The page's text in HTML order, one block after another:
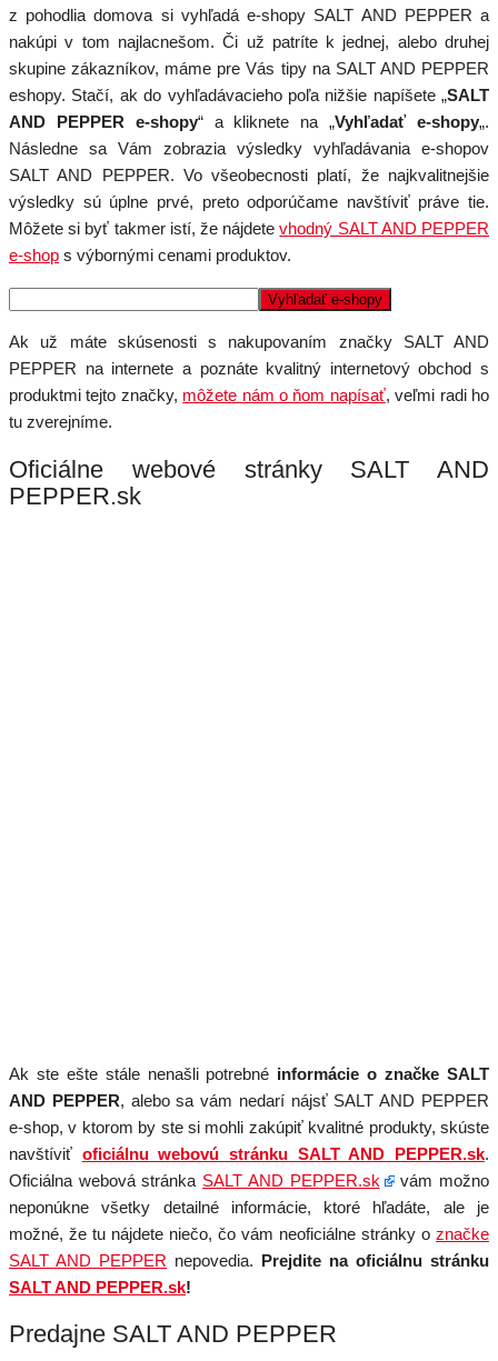
z pohodlia domova si vyhľadá e-shopy SALT AND PEPPER a
nakúpi v tom najlacnešom. Či už patríte k jednej, alebo druhej
skupine zákazníkov, máme pre Vás tipy na SALT AND PEPPER
eshopy. Stačí, ak do vyhľadávacieho poľa nižšie napíšete „SALT
AND PEPPER e-shopy“ a kliknete na „Vyhľadať e-shopy„.
Následne sa Vám zobrazia výsledky vyhľadávania e-shopov
SALT AND PEPPER. Vo všeobecnosti platí, že najkvalitnejšie
výsledky sú úplne prvé, preto odporúčame navštíviť práve tie.
Môžete si byť takmer istí, že nájdetevhodný SALT AND PEPPER
e-shop s výbornými cenami produktov.
Ak už máte skúsenosti s nakupovaním značky SALT AND
PEPPER na internete a poznáte kvalitný internetový obchod s
produktmi tejto značky, môžete nám o ňom napísať, veľmi radi ho
tu zverejníme.
Oficiálne webové stránky SALT AND
PEPPER.sk
Ak ste ešte stále nenašli potrebné informácie o značke SALT
AND PEPPER, alebo sa vám nedarí nájsť SALT AND PEPPER
e-shop, v ktorom by ste si mohli zakúpiť kvalitné produkty, skúste
navštíviť oficiálnu webovú stránku SALT AND PEPPER.sk.
Oficiálna webová stránka SALT AND PEPPER.sk
vám možno
neponúkne všetky detailné informácie, ktoré hľadáte, ale je
možné, že tu nájdete niečo, čo vám neoficiálne stránky o značke
SALT AND PEPPER nepovedia. Prejdite na oficiálnu stránku
SALT AND PEPPER.sk!
Predajne SALT AND PEPPER